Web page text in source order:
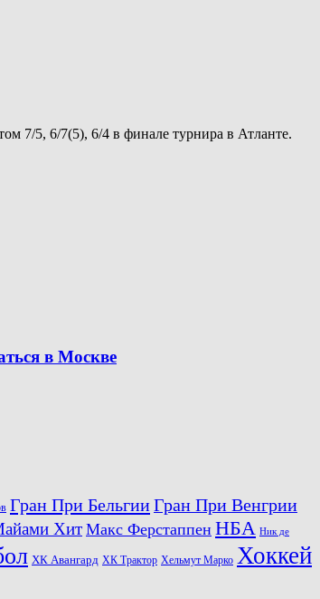
7/5, 6/7(5), 6/4 в финале турнира в Атланте.
в Москве
Гран При БельгииГран При Венгрии
Хит Макс Ферстаппен НБА Ник де
ХК Авангард ХК Трактор Хельмут Марко Хоккей